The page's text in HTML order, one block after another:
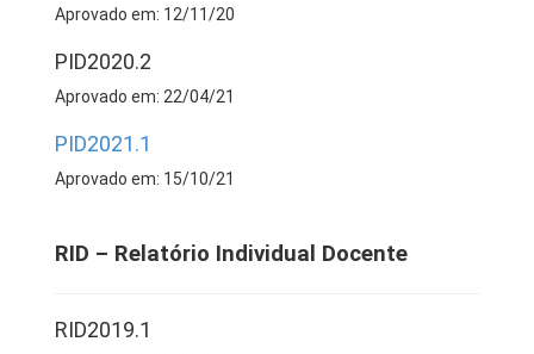
Aprovado em: 12/11/20
PID2020.2
Aprovado em: 22/04/21
PID2021.1
Aprovado em: 15/10/21
RID – Relatório Individual Docente
RID2019.1